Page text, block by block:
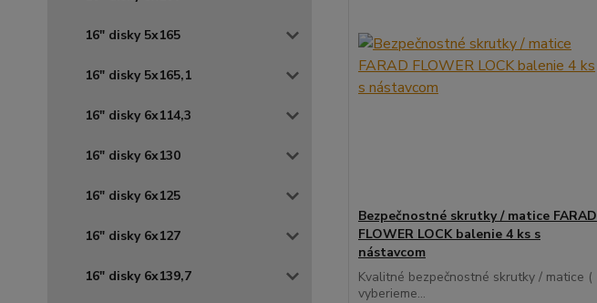
16" disky 5x165
16" disky 5x165,1
16" disky 6x114,3
16" disky 6x130
16" disky 6x125
16" disky 6x127
16" disky 6x139,7
Bezpečnostné skrutky / matice FARAD
FLOWER LOCK balenie 4 ks s
nástavcom
Kvalitné bezpečnostné skrutky / matice (
vyberieme...